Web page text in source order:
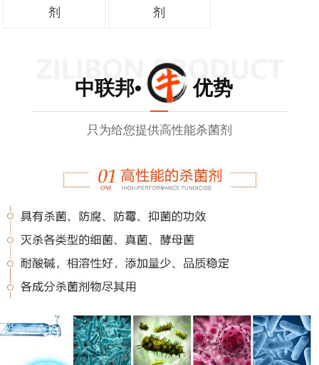
剂 剂
中联邦• 优势
只为给您提供高性能杀菌剂